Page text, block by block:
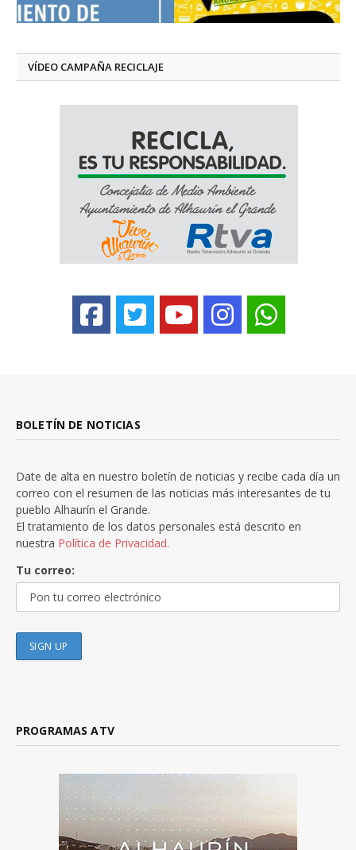
VÍDEO CAMPAÑA RECICLAJE
BOLETÍN DE NOTICIAS
Date de alta en nuestro boletín de noticias y recibe cada día un
correo con el resumen de las noticias más interesantes de tu
pueblo Alhaurín el Grande.
El tratamiento de los datos personales está descrito en
nuestra Política de Privacidad.
Tu correo:
PROGRAMAS ATV